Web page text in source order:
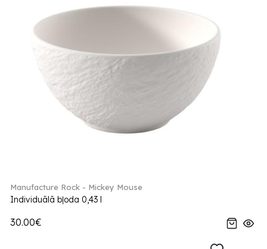
Manufacture Rock - Mickey Mouse
Individuālā bļoda 0,43 l
30.00€